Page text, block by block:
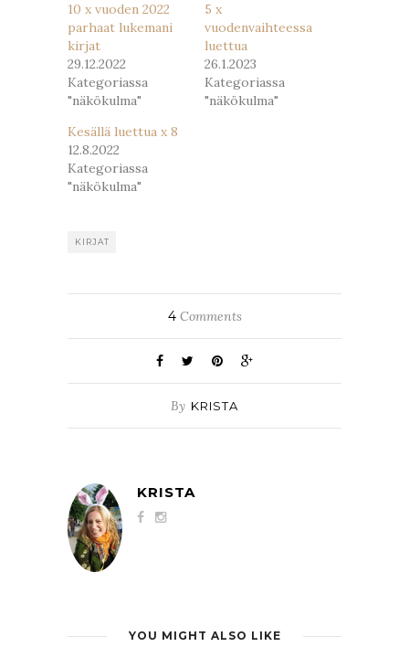
10 x vuoden 2022
parhaat lukemani
kirjat
29.12.2022
Kategoriassa
"näkökulma"
5 x
vuodenvaihteessa
luettua
26.1.2023
Kategoriassa
"näkökulma"
Kesällä luettua x 8
12.8.2022
Kategoriassa
"näkökulma"
KIRJAT
4Comments
By KRISTA
KRISTA
YOU MIGHT ALSO LIKE